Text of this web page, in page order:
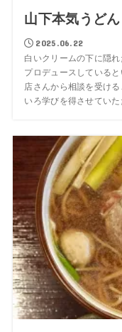
山下本気うど
2025.06.22
白いクリームの下に隠
プロデュースしている
店さんから相談を受け
いろ学びを得させていた